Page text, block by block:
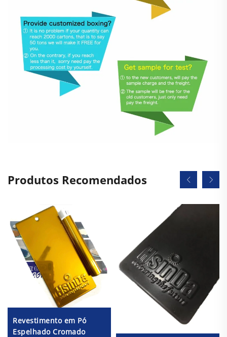
Produtos Recomendados
Revestimento em Pó
Espelhado Cromado